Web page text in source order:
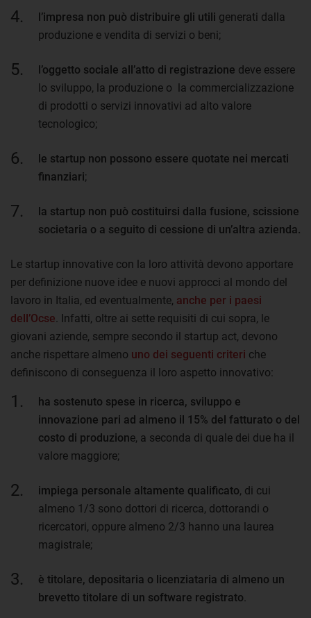
l’impresa non può distribuire gli utili generati dalla
produzione e vendita di servizi o beni;
l’oggetto sociale all’atto di registrazione deve essere
lo sviluppo, la produzione o la commercializzazione
di prodotti o servizi innovativi ad alto valore
tecnologico;
le startup non possono essere quotate nei mercati
finanziari;
la startup non può costituirsi dalla fusione, scissione
societaria o a seguito di cessione di un’altra azienda.
Le startup innovative con la loro attività devono apportare
per definizione nuove idee e nuovi approcci al mondo del
lavoro in Italia, ed eventualmente, anche per i paesi
dell’Ocse . Infatti, oltre ai sette requisiti di cui sopra, le
giovani aziende, sempre secondo il startup act, devono
anche rispettare almeno uno dei seguenti criteri che
definiscono di conseguenza il loro aspetto innovativo:
ha sostenuto spese in ricerca, sviluppo e
innovazione pari ad almeno il 15% del fatturato o del
costo di produzione, a seconda di quale dei due ha il
valore maggiore;
impiega personale altamente qualificato, di cui
almeno 1/3 sono dottori di ricerca, dottorandi o
ricercatori, oppure almeno 2/3 hanno una laurea
magistrale;
è titolare, depositaria o licenziataria di almeno un
brevetto titolare di un software registrato